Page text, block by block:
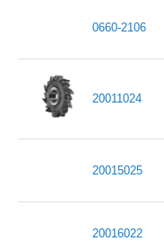
0660-2106
20011024
20015025
20016022